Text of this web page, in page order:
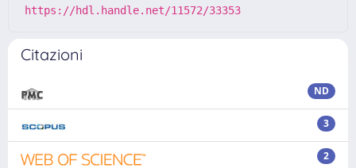
https://hdl.handle.net/11572/33353
Citazioni
ND
3
2